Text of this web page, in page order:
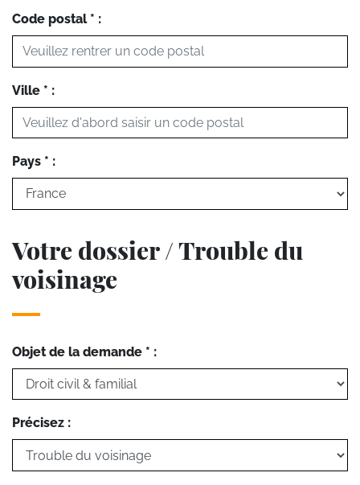
Code postal * :
Ville * :
Pays * :
Votre dossier / Trouble du
voisinage
Objet de la demande * :
Précisez :